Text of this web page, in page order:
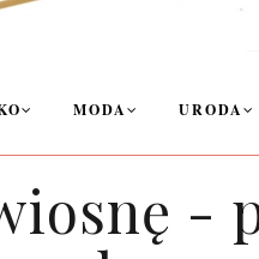
MODA URODA
-